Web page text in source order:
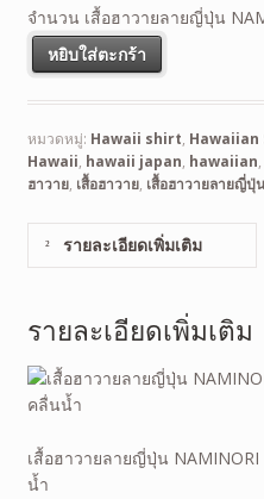
จำนวน เสื้อฮาวายลายญี่ปุ่น
หยิบใส่ตะกร้า
หมวดหมู่: Hawaii shirt, Hawaiian
Hawaii, hawaii japan, hawaiian,
ฮาวาย, เสื้อฮาวาย, เสื้อฮาวายลายญี่ปุ่น
รายละเอียดเพิ่มเติม
รายละเอียดเพิ่มเติม
เสื้อฮาวายลายญี่ปุ่น
น้ำ